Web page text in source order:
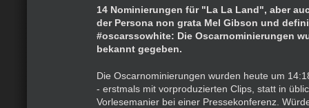
14 Nominierungen für "La La Land", aber
der Persona non grata Mel Gibson und
#oscarssowhite: Die Oscarnominierungen
bekannt gegeben.
Die Oscarnominierungen wurden heute um
- erstmals mit vorproduzierten Clips, statt in
Vorlesemanier bei einer Pressekonferenz.